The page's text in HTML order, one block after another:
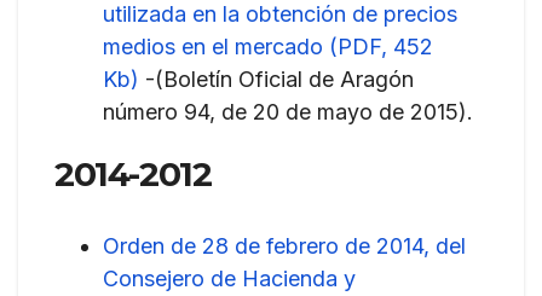
utilizada en la obtención de precios
medios en el mercado (PDF, 452
Kb) -(Boletín Oficial de Aragón
número 94, de 20 de mayo de 2015).
2014-2012
Orden de 28 de febrero de 2014, del
Consejero de Hacienda y